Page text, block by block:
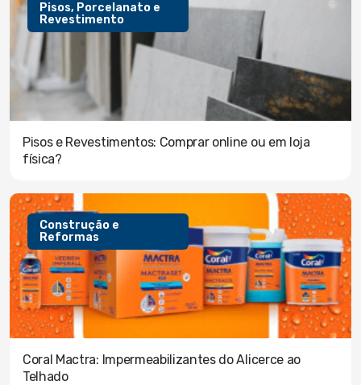
Pisos, Porcelanato e
Revestimento
Pisos e Revestimentos: Comprar online ou em loja
física?
Construção e
Reformas
Coral Mactra: Impermeabilizantes do Alicerce ao
Telhado